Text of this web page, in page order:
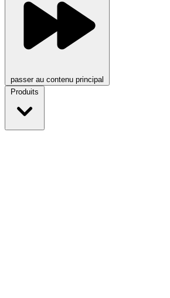
passer au contenu principal
Produits